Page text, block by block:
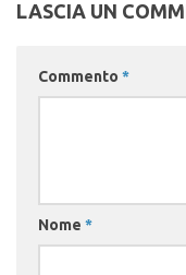
LASCIA UN
Commento *
Nome *